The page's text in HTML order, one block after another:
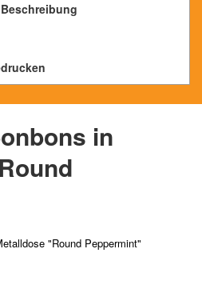
Beschreibung
in
"Round Peppermint"